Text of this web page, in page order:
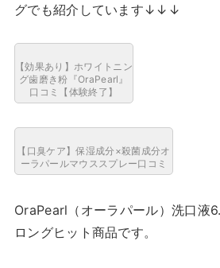
グでも紹介しています↓↓↓
【効果あり】ホワイトニン
グ歯磨き粉『OraPearl』
口コミ【体験終了】
【口臭ケア】保湿成分×殺菌成分オ
ーラパールマウススプレー口コミ
OraPearl（オーラパール）洗口液
ロングヒット商品です。